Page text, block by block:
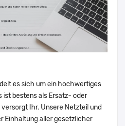
es sich um ein hochwertiges
ist bestens als Ersatz- oder
Ihr. Unsere Netzteil und
Einhaltung aller gesetzlicher